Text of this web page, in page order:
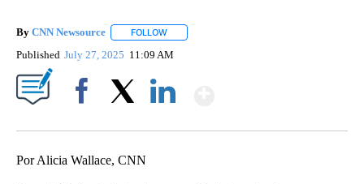
By CNN Newsource FOLLOW
Published July 27, 2025 11:09 AM
Por Alicia Wallace, CNN